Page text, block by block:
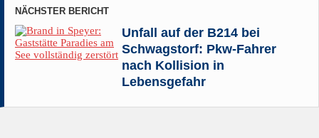
NÄCHSTER BERICHT
Unfall auf der B214 bei
Schwagstorf: Pkw-Fahrer
nach Kollision in
Lebensgefahr